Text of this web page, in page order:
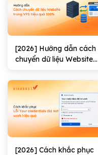
[2026] Hướng dẫn cách
chuyển dữ liệu Website
100%
[2026] Cách khắc phục